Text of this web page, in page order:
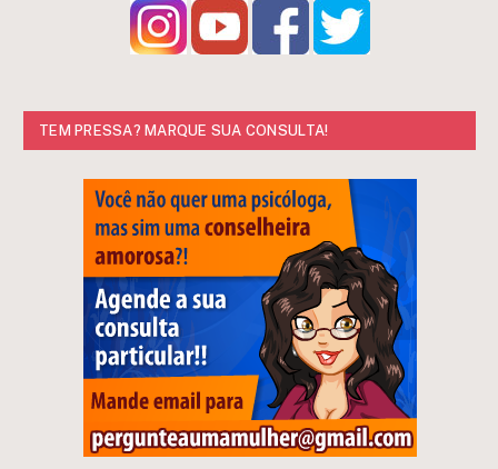
TEM PRESSA? MARQUE SUA CONSULTA!